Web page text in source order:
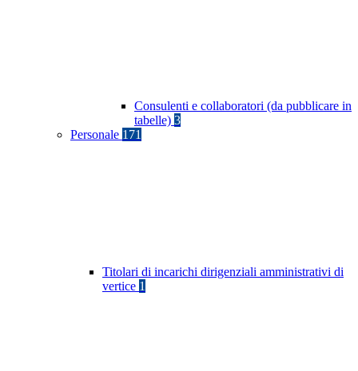
Consulenti e collaboratori (da pubblicare in
tabelle) 3
Personale 171
Titolari di incarichi dirigenziali amministrativi di
vertice 1